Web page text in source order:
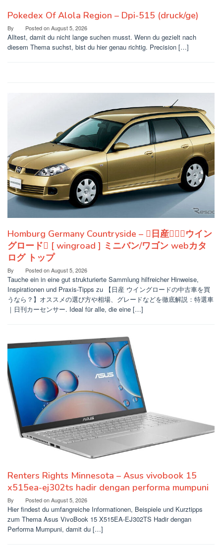
Pokedex Of Alola Region – Dpi-515 (druck/ge)
By Posted onAugust 5, 2026
Alltest, damit du nicht lange suchen musst. Wenn du gezielt nach
diesem Thema suchst, bist du hier genau richtig. Precision […]
Homburg Germany Countryside – 日産：ウイン
グロード [ wingroad ] ミニバン/ワゴン webカタ
ログ トップ
By Posted onAugust 5, 2026
Tauche ein in eine gut strukturierte Sammlung hilfreicher Hinweise,
Inspirationen und Praxis-Tipps zu 【日産 ウイングロードの中古車を買
うなら？】オススメの選び方や相場、グレードなどを徹底解説：特選車
｜日刊カーセンサー. Ideal für alle, die eine […]
Renters Rights Minnesota – Asus vivobook 15
x515ea-ej302ts hadir dengan performa mumpuni
By Posted onAugust 5, 2026
Hier findest du umfangreiche Informationen, Beispiele und Kurztipps
zum Thema Asus VivoBook 15 X515EA-EJ302TS Hadir dengan
Performa Mumpuni, damit du […]